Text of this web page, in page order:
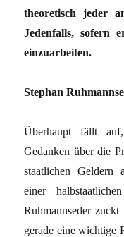
theoretisch jeder
Jedenfalls, sofern
einzuarbeiten.
Stephan
Überhaupt fällt
Gedanken über die
staatlichen Geldern
einer
Ruhmannseder
gerade eine wichtige